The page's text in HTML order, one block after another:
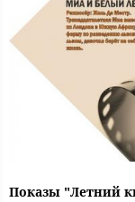
Показы "Летний